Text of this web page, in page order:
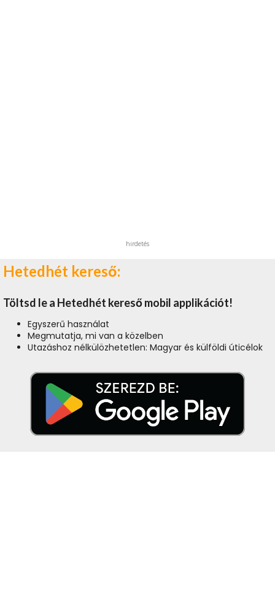
hirdetés
Hetedhét kereső:
Töltsd le a Hetedhét kereső mobil applikációt!
Egyszerű használat
Megmutatja, mi van a közelben
Utazáshoz nélkülözhetetlen: Magyar és külföldi úticélok